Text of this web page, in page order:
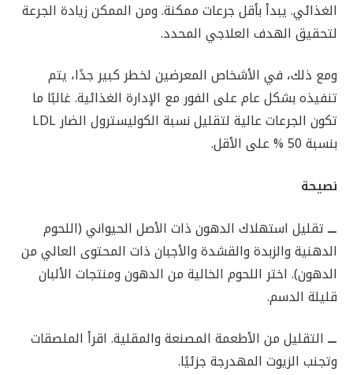
الغذائي. يبدأ بأقل جرعات ممكنة. ومن الممكن زيادة الجرعة
لتحقيق الهدف العلاجي المحدد.
ومع ذلك، في الأشخاص المعرضين لخطر كبير جدًا، يتم
تنفيذه بشكل عام على الفور مع الإدارة الغذائية. غالبًا ما
تكون الجرعات عالية لتقليل نسبة الكوليسترول الضار LDL
بنسبة 50 % على الأقل.
نصيحة
ـــتقليل استهلاك الدهون ذات الأصل الحيواني (اللحوم
الدهنية والزبدة والقشدة والأجبان ذات المحتوى العالي من
الدهون). اختر اللحوم الخالية من الدهون ومنتجات الألبان
قليلة الدسم.
ـــ التقليل من الأطعمة المصنعة والمقلية. اقرأ الملصقات
وتجنب الزيوت المهدرجة جزئيًا.